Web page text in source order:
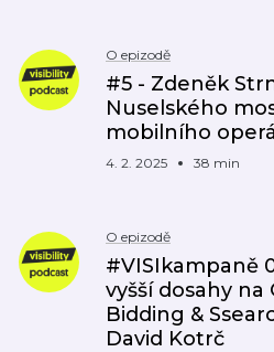
O epizodě
#5 - Zdeněk
Nuselského
mobilního
4. 2. 2025 38 min
O epizodě
#VISIkampaně
vyšší dosahy na
Bidding &
David Kotrč